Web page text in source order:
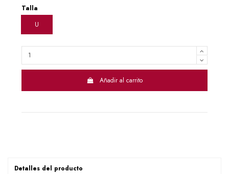
Talla
U
Añadir al carrito
Detalles del producto